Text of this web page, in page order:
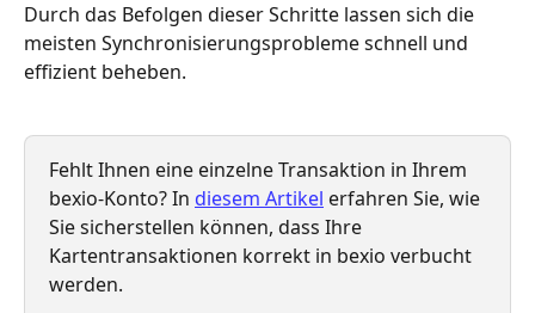
Durch das Befolgen dieser Schritte lassen sich die
meisten Synchronisierungsprobleme schnell und
effizient beheben.
Fehlt Ihnen eine einzelne Transaktion in Ihrem
bexio-Konto? In diesem Artikel erfahren Sie, wie
Sie sicherstellen können, dass Ihre
Kartentransaktionen korrekt in bexio verbucht
werden.